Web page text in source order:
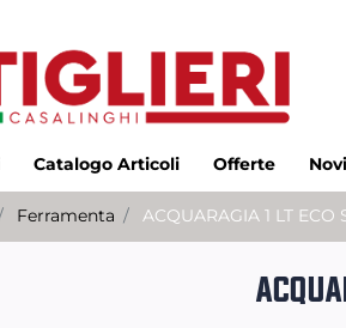
Catalogo Articoli Offerte
Ferramenta ACQUARAGIA 1 LT ECO